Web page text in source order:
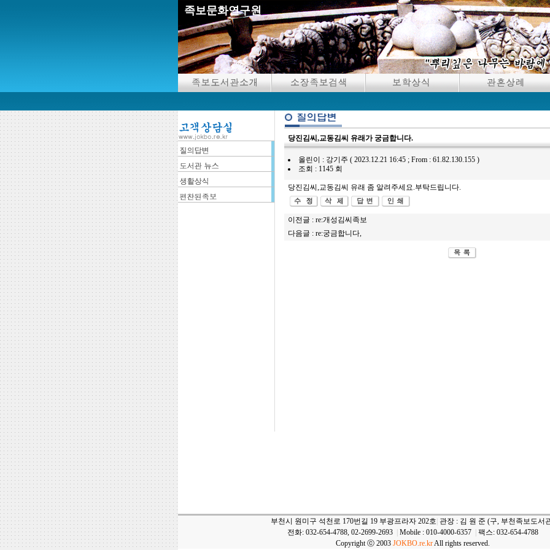
족보문화연구원
당진김씨,교동김씨 유래가 궁금합니다.
올린이 : 강기주 ( 2023.12.21 16:45 ; From : 61.82.130.155 )
조회 : 1145 회
당진김씨,교동김씨 유래 좀 알려주세요.부탁드립니다.
이전글 : re:개성김씨족보
다음글 : re:궁금합니다,
부천시 원미구 석천로 170번길 19 부광프라자 202호 관장 : 김 원 준 (구, 부천족보도서
전화: 032-654-4788, 02-2699-2693
Mobile : 010-4000-6357
팩스: 032-654-4788
Copyright ⓒ 2003 JOKBO.re.krAll rights reserved.